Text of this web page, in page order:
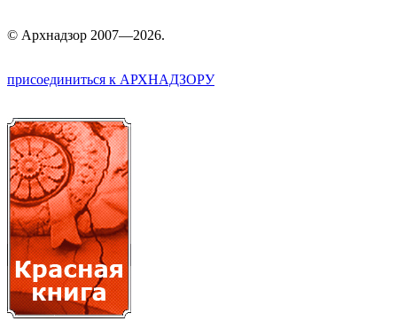
© Архнадзор 2007—2026.
присоединиться к АРХНАДЗОРУ